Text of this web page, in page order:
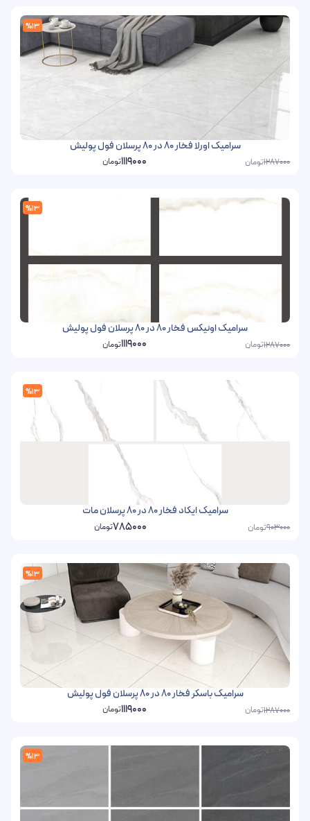
%13
سرامیک اورلا فخار 80 در 80 پرسلان فول پولیش
1287000تومان 1119000تومان
%13
سرامیک اونیکس فخار 80 در 80 پرسلان فول پولیش
1287000تومان 1119000تومان
%13
سرامیک ایکاد فخار 80 در 80 پرسلان مات
903000تومان 785000تومان
%13
سرامیک باسکر فخار 80 در 80 پرسلان فول پولیش
1287000تومان 1119000تومان
%13